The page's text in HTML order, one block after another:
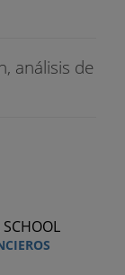
análisis de